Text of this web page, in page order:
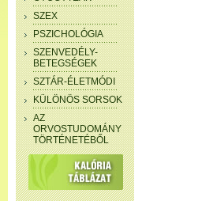
SZEX
PSZICHOLÓGIA
SZENVEDÉLY-
BETEGSÉGEK
SZTÁR-ÉLETMÓDI
KÜLÖNÖS SORSOK
AZ
ORVOSTUDOMÁNY
TÖRTÉNETÉBŐL